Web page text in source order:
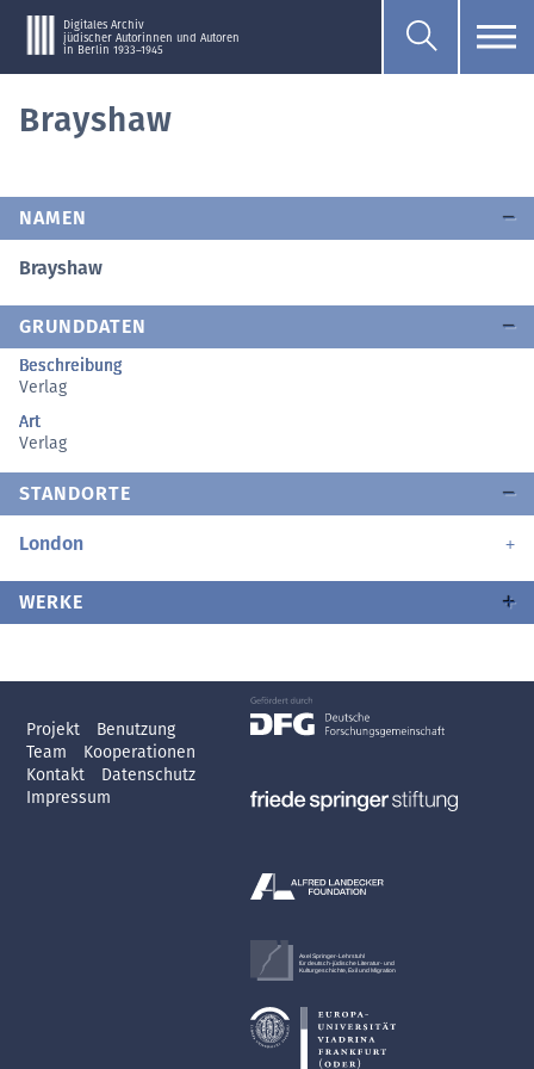
Digitales Archiv
jüdischer Autorinnen und Autoren
in Berlin 1933–1945
Brayshaw
NAMEN
Brayshaw
GRUNDDATEN
Beschreibung
Verlag
Art
Verlag
STANDORTE
London
WERKE
Projekt
Benutzung
Team
Kooperationen
Kontakt
Datenschutz
Impressum
Axel Springer-Lehrstuhl
für deutsch-jüdische Literatur- und
Kulturgeschichte, Exil und Migration